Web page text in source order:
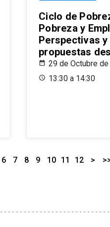
Ciclo de
Pobreza y
Perspectivas y
propuestas
29 de Octubre
13:30 a 14:30
6 7 8 9 10 11 12 >